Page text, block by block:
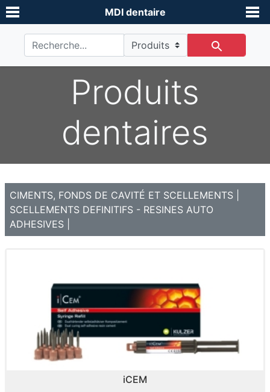
MDI dentaire
Produits
dentaires
CIMENTS, FONDS DE CAVITÉ ET SCELLEMENTS
SCELLEMENTS DEFINITIFS - RESINES AUTO
ADHESIVES
iCEM